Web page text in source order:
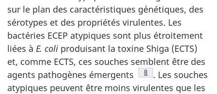
sur le plan des caractéristiques génétiques, des
sérotypes et des propriétés virulentes. Les
bactéries ECEP atypiques sont plus étroitement
liées à E. coli produisant la toxine Shiga (ECTS)
et, comme ECTS, ces souches semblent être des
agents pathogènes émergents
Note de bas de page
8
. Les souches
atypiques peuvent être moins virulentes que les